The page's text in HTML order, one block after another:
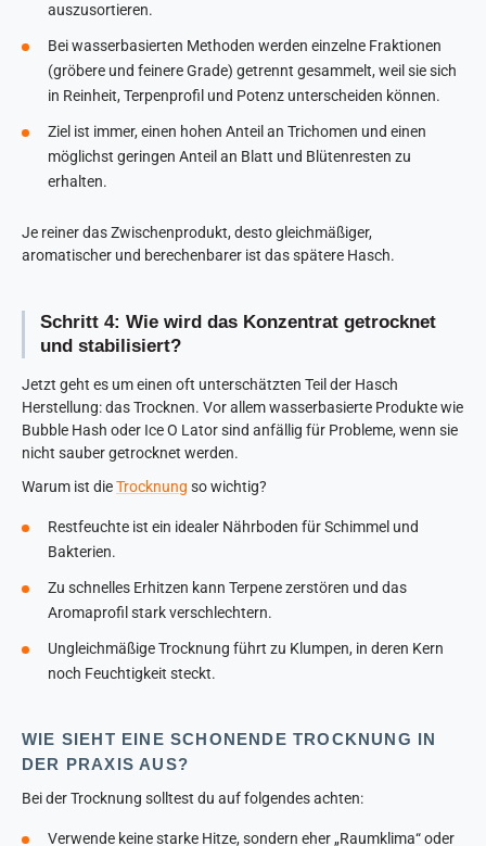
auszusortieren.
Bei wasserbasierten Methoden werden einzelne Fraktionen
(gröbere und feinere Grade) getrennt gesammelt, weil sie sich
in Reinheit, Terpenprofil und Potenz unterscheiden können.
Ziel ist immer, einen hohen Anteil an Trichomen und einen
möglichst geringen Anteil an Blatt und Blütenresten zu
erhalten.
Je reiner das Zwischenprodukt, desto gleichmäßiger,
aromatischer und berechenbarer ist das spätere Hasch.
Schritt 4: Wie wird das Konzentrat getrocknet
und stabilisiert?
Jetzt geht es um einen oft unterschätzten Teil der Hasch
Herstellung: das Trocknen. Vor allem wasserbasierte Produkte wie
Bubble Hash oder Ice O Lator sind anfällig für Probleme, wenn sie
nicht sauber getrocknet werden.
Warum ist dieTrocknung so wichtig?
Restfeuchte ist ein idealer Nährboden für Schimmel und
Bakterien.
Zu schnelles Erhitzen kann Terpene zerstören und das
Aromaprofil stark verschlechtern.
Ungleichmäßige Trocknung führt zu Klumpen, in deren Kern
noch Feuchtigkeit steckt.
WIE SIEHT EINE SCHONENDE TROCKNUNG IN
DER PRAXIS AUS?
Bei der Trocknung solltest du auf folgendes achten:
Verwende keine starke Hitze, sondern eher „Raumklima“ oder